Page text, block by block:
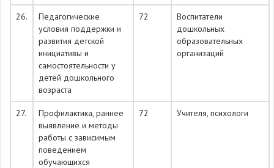
26.
Педагогические
условия поддержки и
развития детской
инициативы и
самостоятельности у
детей дошкольного
возраста
72
Воспитатели
дошкольных
образовательных
организаций
27.
Профилактика, раннее
выявление и методы
работы с зависимым
поведением
обучающихся
72 Учителя, психологи